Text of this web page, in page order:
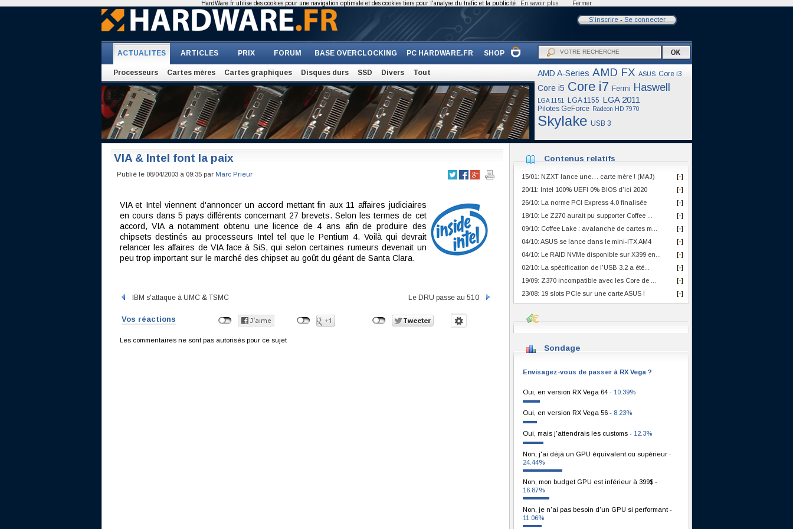
S'inscrire- Se connecter
ACTUALITES ARTICLES PRIX FORUM BASE OVERCLOCKING PC HARDWARE.FR SHOP
Processeurs Cartes mères Cartes graphiques Disques durs SSD Divers Tout AMD A-Series AMD FX ASUS Core i3
Core i5 Core i7 Fermi Haswell
LGA 1151 LGA 1155 LGA 2011
Pilotes GeForce Radeon HD 7970
Skylake USB 3
VIA & Intel font la paix
Publié le 08/04/2003 à 09:35 par Marc Prieur
VIA et Intel viennent d'annoncer un accord mettant fin aux 11 affaires judiciaires
en cours dans 5 pays différents concernant 27 brevets. Selon les termes de cet
accord, VIA a notamment obtenu une licence de 4 ans afin de produire des
chipsets destinés au processeurs Intel tel que le Pentium 4. Voilà qui devrait
relancer les affaires de VIA face à SiS, qui selon certaines rumeurs devenait un
peu trop important sur le marché des chipset au goût du géant de Santa Clara.
IBM s'attaque à UMC & TSMC Le DRU passe au 510
Vos réactions
Les commentaires ne sont pas autorisés pour ce sujet
Contenus relatifs
[+]
15/01: NZXT lance une… carte mère ! (MAJ)
[+]
20/11: Intel 100% UEFI 0% BIOS d'ici 2020
[+]
26/10: La norme PCI Express 4.0 finalisée
[+]
18/10: Le Z270 aurait pu supporter Coffee ...
[+]
09/10: Coffee Lake : avalanche de cartes m...
[+]
04/10: ASUS se lance dans le mini-ITX AM4
[+]
04/10: Le RAID NVMe disponible sur X399 en...
[+]
02/10: La spécification de l'USB 3.2 a été...
[+]
19/09: Z370 incompatible avec les Core de ...
[+]
23/08: 19 slots PCIe sur une carte ASUS !
Sondage
Envisagez-vous de passer à RX Vega ?
Oui, en version RX Vega 64 - 10.39%
Oui, en version RX Vega 56 - 8.23%
Oui, mais j'attendrais les customs - 12.3%
Non, j'ai déjà un GPU équivalent ou supérieur -
24.44%
Non, mon budget GPU est inférieur à 399$ -
16.87%
Non, je n'ai pas besoin d'un GPU si performant -
11.06%
HardWare.fr utilise des cookies pour une navigation optimale et des cookies tiers pour l'analyse du trafic et la publicité En savoir plus Fermer